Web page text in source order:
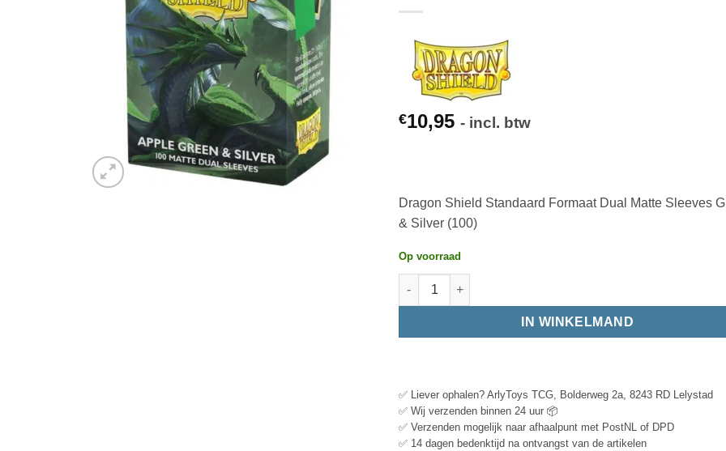
€10,95 - incl. btw
Dragon Shield Standaard Formaat Dual Matte Sleeves
& Silver (100)
Op voorraad
IN WINKELMAND
✅ Liever ophalen? ArlyToys TCG, Bolderweg 2a, 8243 RD Lelystad
✅ Wij verzenden binnen 24 uur 📦
✅ Verzenden mogelijk naar afhaalpunt met PostNL of DPD
✅ 14 dagen bedenktijd na ontvangst van de artikelen